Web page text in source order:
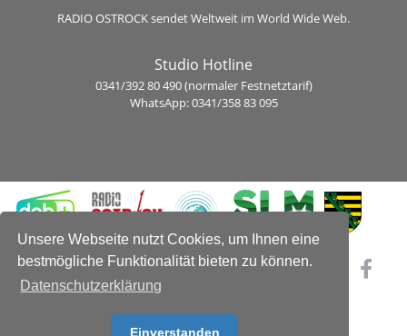
Unsere Webseite nutzt Cookies, um Ihnen eine
bestmögliche Funktionalität bieten zu können.
Datenschutzerklärung
Einverstanden
RADIO OSTROCK sendet Weltweit im World Wide Web.
Studio Hotline
0341/392 80 490 (normaler Festnetztarif)
WhatsApp: 0341/358 83 095